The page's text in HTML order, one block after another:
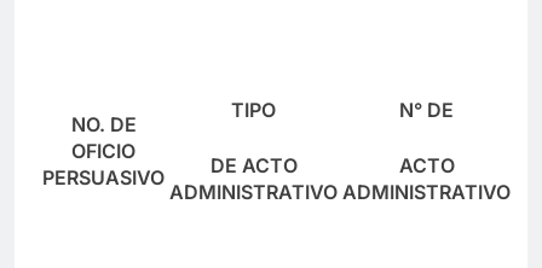
NO. DE
OFICIO
PERSUASIVO
TIPO
DE ACTO
ADMINISTRATIVO
N° DE
ACTO
ADMINISTRATIVO